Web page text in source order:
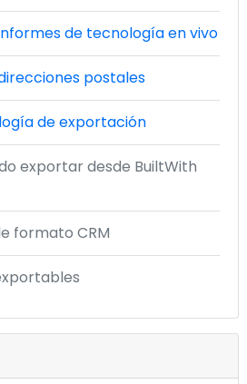
de tecnología en vivo
postales
de exportación
exportar desde BuiltWith
formato CRM